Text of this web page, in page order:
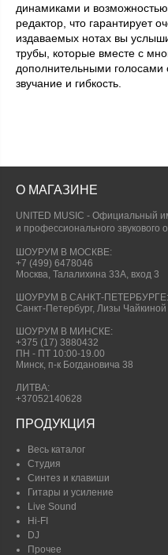
динамиками и
редактор, что гарантирует
издаваемых нотах вы
трубы, которые вместе с
дополнительными
звучание и гибкость.
О МАГАЗИНЕ
UNITED MUSIC - Официальный
и профессионального звукового
ШОУРУМ В МОСКВЕ:
+7 (499) 6478046
Москва, Талалихина 33А, вход 3
ШОУРУМ В САНКТ-ПЕТЕРБУРГЕ:
Санкт-Петербург, Лизы Чайкиной
ШОУРУМ В МИНСКЕ:
+375 (17) 3880432
ПН - ПТ 10:00-19.00
Минск, п-к Богдановича 38
ЛИТВА:
+37052140628
ПРОДУКЦИЯ
Весь каталог
Студия
Синтез и клавиши
Гитары и усиление
Live Sound
Hi-FI
DJ
Прочее